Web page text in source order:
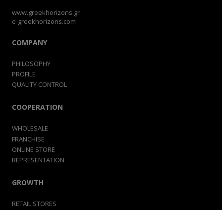
www.greekhorizons.gr
e-greekhorizons.com
COMPANY
PHILOSOPHY
PROFILE
QUALITY CONTROL
COOPERATION
WHOLESALE
FRANCHISE
ONLINE STORE
REPRESENTATION
GROWTH
RETAIL STORES